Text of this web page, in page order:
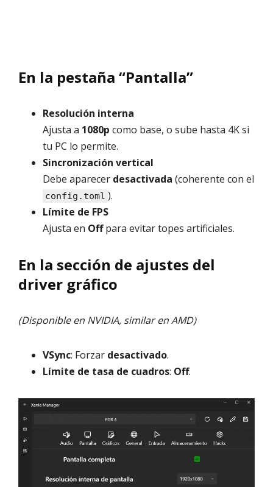
En la pestaña “Pantalla”
Resolución interna
Ajusta a 1080p como base, o sube hasta 4K si
tu PC lo permite.
Sincronización vertical
Debe aparecer desactivada (coherente con el
config.toml ).
Límite de FPS
Ajusta en Offpara evitar topes artificiales.
En la sección de ajustes del
driver gráfico
(Disponible en NVIDIA, similar en AMD)
VSync: Forzar desactivado.
Límite de tasa de cuadros: Off.